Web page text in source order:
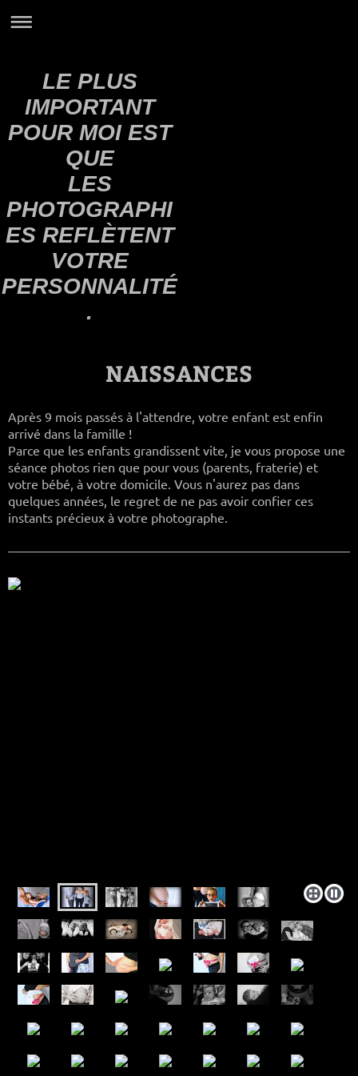
LE PLUS
IMPORTANT
POUR MOI EST
QUE
LES
PHOTOGRAPHI
ES REFLÈTENT
VOTRE
PERSONNALITÉ
.
NAISSANCES
Après 9 mois passés à l'attendre, votre enfant est enfin
arrivé dans la famille !
Parce que les enfants grandissent vite, je vous propose une
séance photos rien que pour vous (parents, fraterie) et
votre bébé, à votre domicile. Vous n'aurez pas dans
quelques années, le regret de ne pas avoir confier ces
instants précieux à votre photographe.